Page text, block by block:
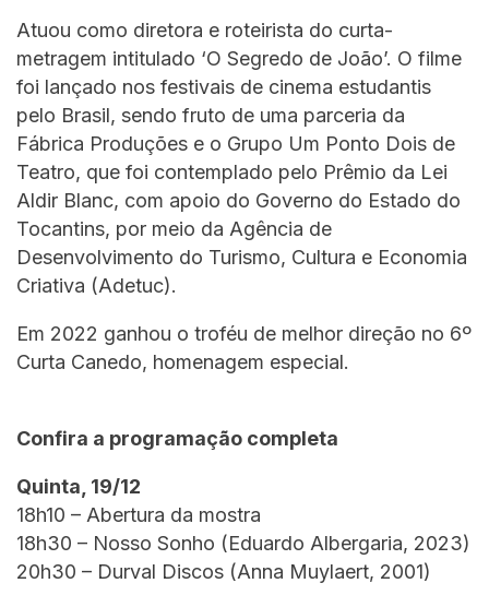
Atuou como diretora e roteirista do curta-
metragem intitulado ‘O Segredo de João’. O filme
foi lançado nos festivais de cinema estudantis
pelo Brasil, sendo fruto de uma parceria da
Fábrica Produções e o Grupo Um Ponto Dois de
Teatro, que foi contemplado pelo Prêmio da Lei
Aldir Blanc, com apoio do Governo do Estado do
Tocantins, por meio da Agência de
Desenvolvimento do Turismo, Cultura e Economia
Criativa (Adetuc).
Em 2022 ganhou o troféu de melhor direção no 6º
Curta Canedo, homenagem especial.
Confira a programação completa
Quinta, 19/12
18h10 – Abertura da mostra
18h30 – Nosso Sonho (Eduardo Albergaria, 2023)
20h30 – Durval Discos (Anna Muylaert, 2001)